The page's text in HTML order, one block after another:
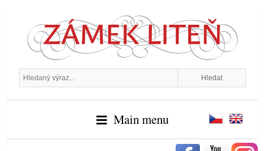
Main menu